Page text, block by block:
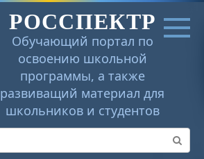
РОССПЕКТР
Обучающий портал по
освоению школьной
программы, а также
развиващий материал для
школьников и студентов